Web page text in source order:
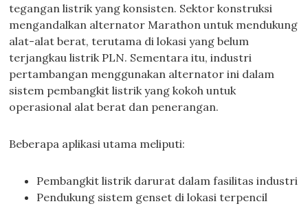
tegangan listrik yang konsisten. Sektor konstruksi
mengandalkan alternator Marathon untuk mendukung
alat-alat berat, terutama di lokasi yang belum
terjangkau listrik PLN. Sementara itu, industri
pertambangan menggunakan alternator ini dalam
sistem pembangkit listrik yang kokoh untuk
operasional alat berat dan penerangan.
Beberapa aplikasi utama meliputi:
Pembangkit listrik darurat dalam fasilitas industri
Pendukung sistem genset di lokasi terpencil